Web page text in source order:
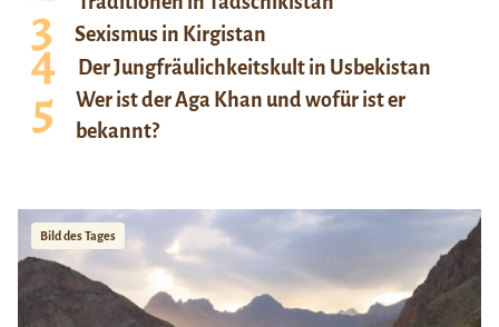
Sexismus in Kirgistan
Der Jungfräulichkeitskult in Usbekistan
Wer ist der Aga Khan und wofür ist er
bekannt?
Bild des Tages